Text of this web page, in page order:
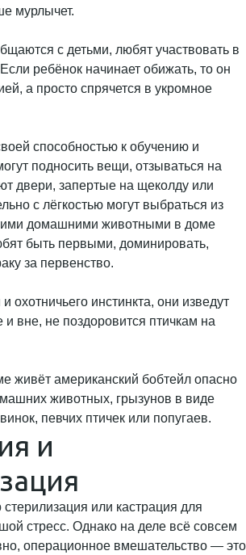
мурлычет.
с детьми, любят участвовать в
ребёнок начинает обижать, то он
а просто спрячется в укромное
способностью к обучению и
подносить вещи, отзываться на
двери, запертые на щеколду или
с лёгкостью могут выбраться из
домашними животными в доме
быть первыми, доминировать,
за первенство.
охотничьего инстинкта, они изведут
вне, не поздоровится птичкам на
живёт американский бобтейл опасно
животных, грызунов в виде
певчих птичек или попугаев.
и
или кастрация для
стресс. Однако на деле всё совсем
операционное вмешательство — это